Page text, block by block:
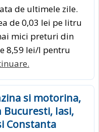
de ultimele zile.
de 0,03 lei pe litru
mici preturi din
8,59 lei/l pentru
si motorina,
Bucuresti, Iasi,
Constanta